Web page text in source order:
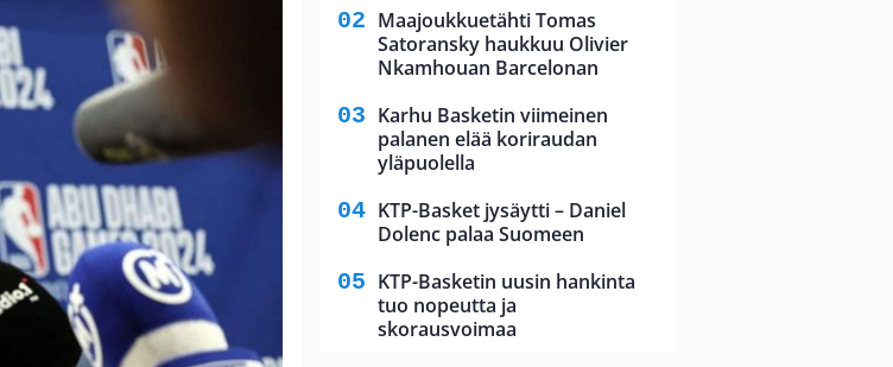
Maajoukkuetähti Tomas
Satoransky haukkuu Olivier
Nkamhouan Barcelonan
Karhu Basketin viimeinen
palanen elää koriraudan
yläpuolella
KTP-Basket jysäytti – Daniel
Dolenc palaa Suomeen
KTP-Basketin uusin hankinta
tuo nopeutta ja
skorausvoimaa